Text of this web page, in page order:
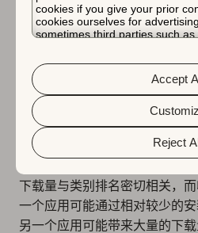
cookies if you give your prior
cookies ourselves for
sometimes third parties such
about the protection of your
different cookies we use,
&Privacy Policy. You can
and preferences by clicking the
Reject
Accept
可比性和一致性。
收入估算使
而非下载信号
收入估算使用反映变现绩效（主
而非下载量的商店信号进行计算
下载量与类别排名密切相关，
一个应用可能通过相对较少的
另一个应用可能带来大量的下载